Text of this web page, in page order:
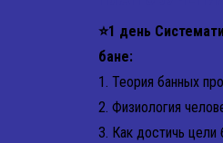
⭐1 день
бане:
1. Теория банных
2. Физиология
3. Как достичь цели